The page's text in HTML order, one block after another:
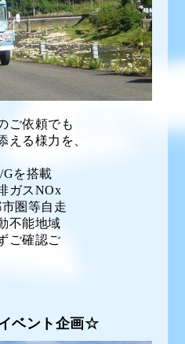
ご依頼でも
る様力を、
を搭載
ガスNOx
圏等自走
不能地域
ご確認ご
ベント企画☆